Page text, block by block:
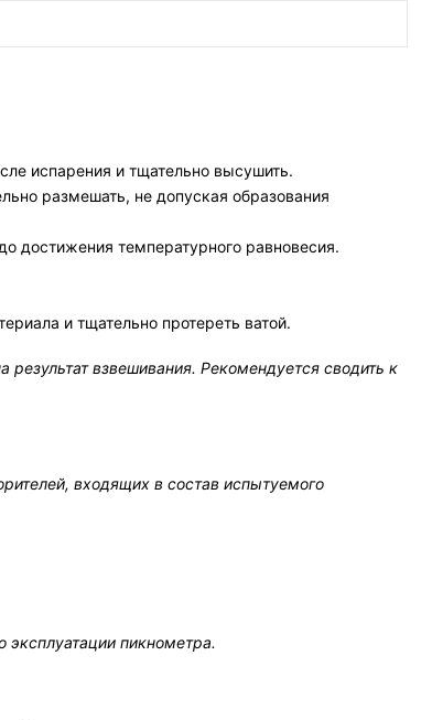
испарения и тщательно высушить.
размешать, не допуская образования
достижения температурного равновесия.
и тщательно протереть ватой.
взвешивания. Рекомендуется сводить к
входящих в состав испытуемого
эксплуатации пикнометра.